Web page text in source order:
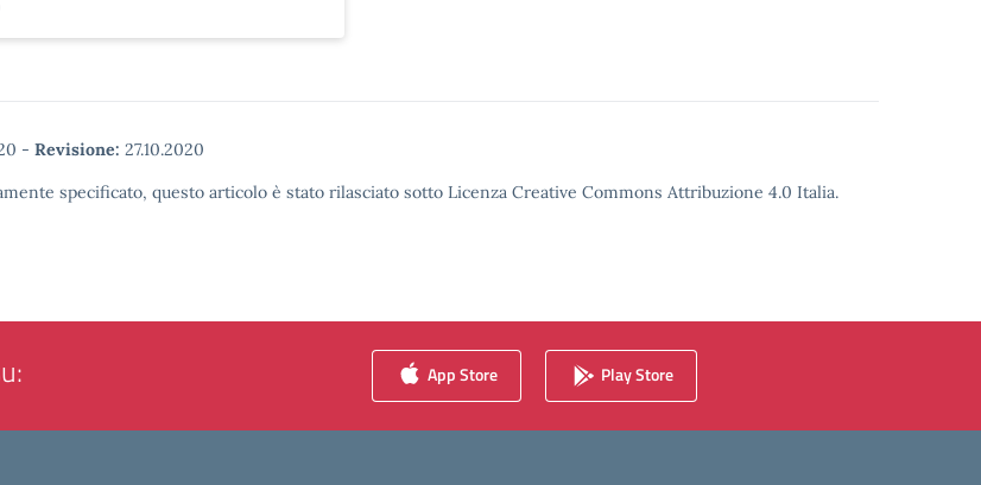
- Revisione: 27.10.2020
specificato, questo articolo è stato rilasciato sotto Licenza Creative Commons Attribuzione 4.0 Italia.
App Store Play Store